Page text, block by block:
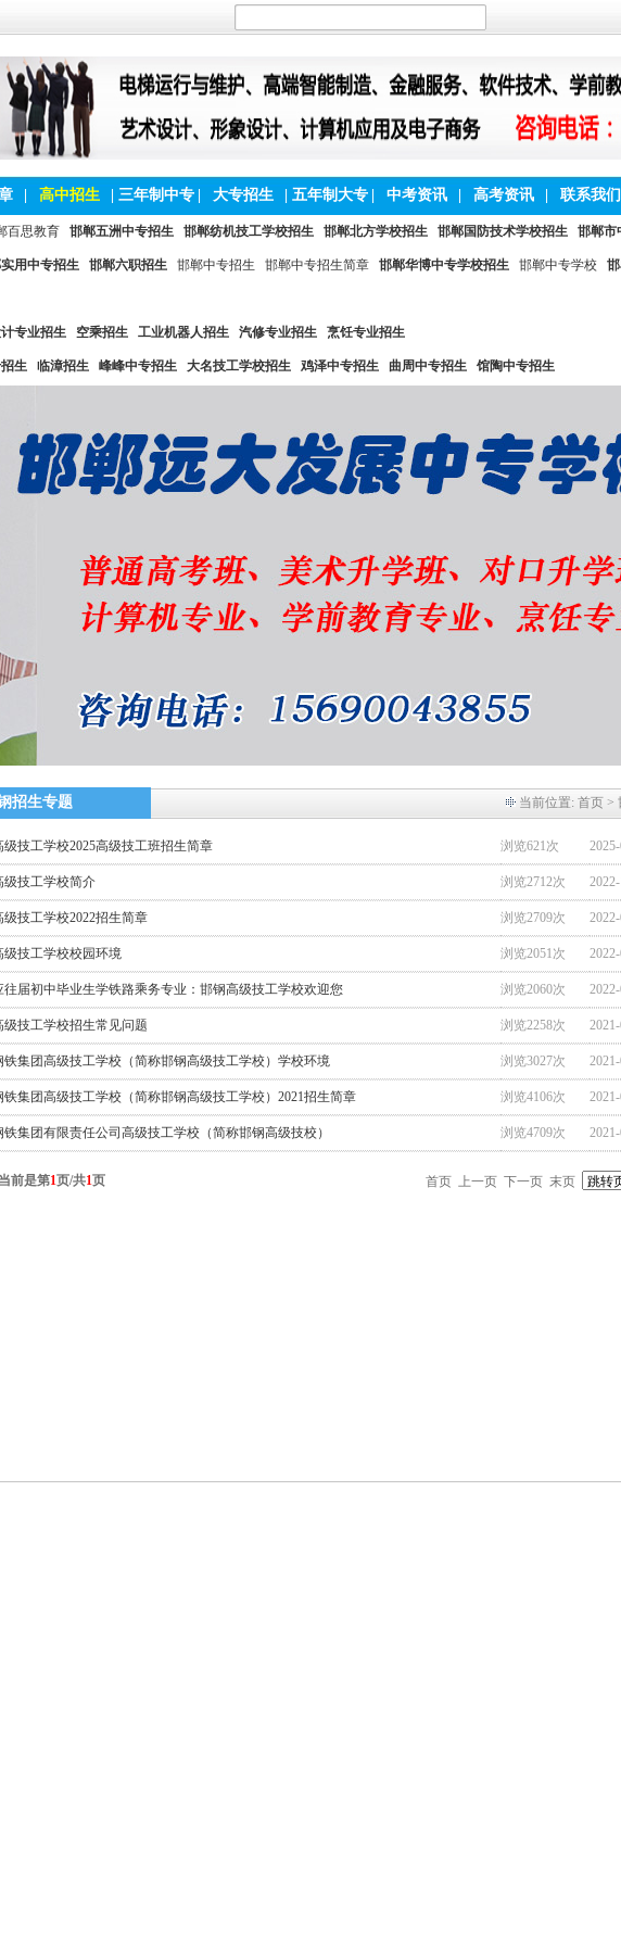
高中招生 三年制中专 大专招生 五年制大专 中考资讯 高考资讯 联系我们
百思教育 邯郸五洲中专招生 邯郸纺机技工学校招生 邯郸北方学校招生 邯郸国防技术学校招生 邯郸市
用中专招生 邯郸六职招生 邯郸中专招生 邯郸中专招生简章 邯郸华博中专学校招生 邯郸中专学校
专业招生 空乘招生 工业机器人招生 汽修专业招生 烹饪专业招生
生 临漳招生 峰峰中专招生 大名技工学校招生 鸡泽中专招生 曲周中专招生 馆陶中专招生
招生专题 当前位置: 首页 >
级技工学校2025高级技工班招生简章 浏览621次
级技工学校简介 浏览2712次
级技工学校2022招生简章 浏览2709次
级技工学校校园环境 浏览2051次
往届初中毕业生学铁路乘务专业：邯钢高级技工学校欢迎您 浏览2060次
级技工学校招生常见问题 浏览2258次
铁集团高级技工学校（简称邯钢高级技工学校）学校环境 浏览3027次
铁集团高级技工学校（简称邯钢高级技工学校）2021招生简章 浏览4106次
铁集团有限责任公司高级技工学校（简称邯钢高级技校） 浏览4709次
前是第1页/共1页 首页 上一页 下一页 末页